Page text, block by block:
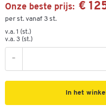
Onze beste prijs: €
per st. vanaf 3 st.
v.a. 1 (st.)
v.a. 3 (st.)
-
In het